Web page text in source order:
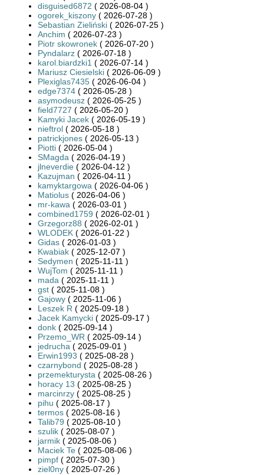
disguised6872 ( 2026-08-04 )
ogorek_kiszony ( 2026-07-28 )
Sebastian Zieliński ( 2026-07-25 )
Anchim ( 2026-07-23 )
Piotr skowronek ( 2026-07-20 )
Pyndalarz ( 2026-07-18 )
karol.biardzki1 ( 2026-07-14 )
Mariusz Ciesielski ( 2026-06-09 )
Plexiglas7435 ( 2026-06-04 )
edge7374 ( 2026-05-28 )
asymodeusz ( 2026-05-25 )
field7727 ( 2026-05-20 )
Kamyki Jacek ( 2026-05-19 )
nieftrol ( 2026-05-18 )
patrickjones ( 2026-05-13 )
Piotti ( 2026-05-04 )
SMagda ( 2026-04-19 )
jlneverdie ( 2026-04-12 )
Kazujman ( 2026-04-11 )
kamyktargowa ( 2026-04-06 )
Matiolus ( 2026-04-06 )
mr-kawa ( 2026-03-01 )
combined1759 ( 2026-02-01 )
Grzegorz88 ( 2026-02-01 )
WLODEK ( 2026-01-22 )
Gidas ( 2026-01-03 )
Kwabiak ( 2025-12-07 )
Sedymen ( 2025-11-11 )
WujTom ( 2025-11-11 )
mada ( 2025-11-11 )
gst ( 2025-11-08 )
Gajowy ( 2025-11-06 )
Leszek R ( 2025-09-18 )
Jacek Kamycki ( 2025-09-17 )
donk ( 2025-09-14 )
Przemo_WR ( 2025-09-14 )
jedrucha ( 2025-09-01 )
Erwin1993 ( 2025-08-28 )
czarnybond ( 2025-08-28 )
przemekturysta ( 2025-08-26 )
horacy 13 ( 2025-08-25 )
marcinrzy ( 2025-08-25 )
pihu ( 2025-08-17 )
termos ( 2025-08-16 )
Talib79 ( 2025-08-10 )
szulik ( 2025-08-07 )
jarmik ( 2025-08-06 )
Maciek Te ( 2025-08-06 )
pimpf ( 2025-07-30 )
ziel0ny ( 2025-07-26 )